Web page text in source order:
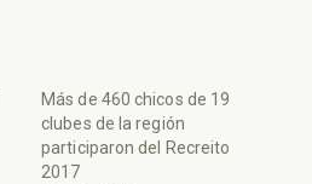
Más de 460 chicos de 19
clubes de la región
participaron del Recreito
2017